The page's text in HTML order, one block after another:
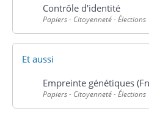
Contrôle d'identité
Papiers - Citoyenneté - Élections
Et aussi
Empreinte génétiques
Papiers - Citoyenneté - Élections